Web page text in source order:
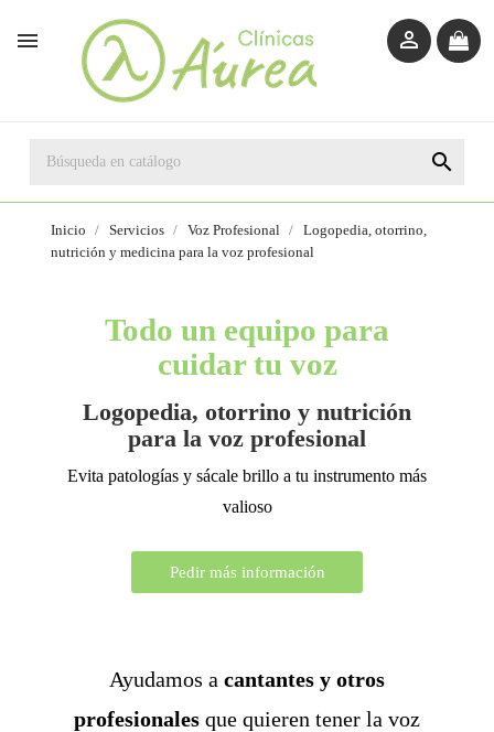
 

Inicio Servicios Voz Profesional
Logopedia, otorrino,
nutrición y medicina para la voz profesional
Todo un equipo para
cuidar tu voz
Logopedia, otorrino y nutrición
para la voz profesional
Evita patologías y sácale brillo a tu instrumento más
valioso
Pedir más información
Ayudamos a cantantes y otros
profesionales que quieren tener la voz